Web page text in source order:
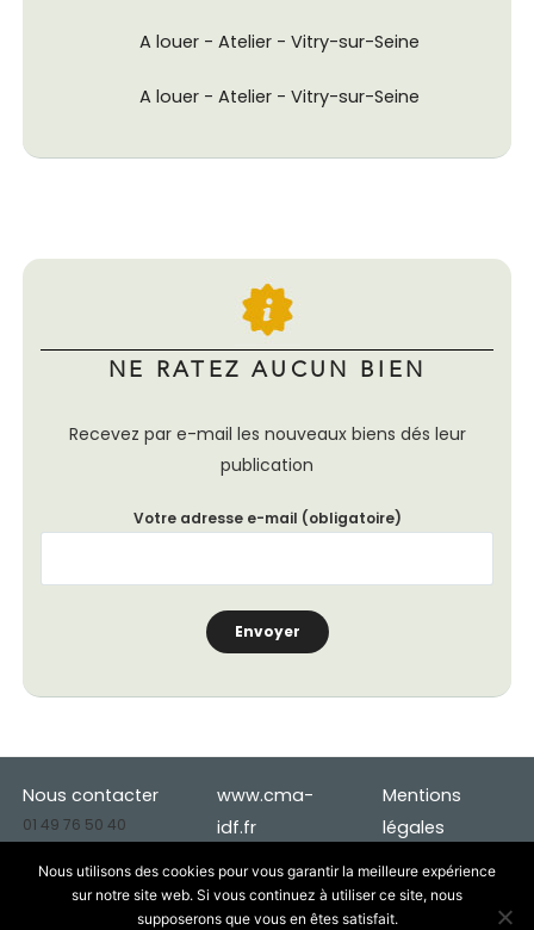
A louer - Atelier - Vitry-sur-Seine
A louer - Atelier - Vitry-sur-Seine
NE RATEZ AUCUN BIEN
Recevez par e-mail les nouveaux biens dés leur
publication
Votre adresse e-mail (obligatoire)
Nous contacter
01 49 76 50 40
www.cma-
idf.fr
Mentions
légales
Cookies
Données
personnelles
Nous utilisons des cookies pour vous garantir la meilleure expérience
sur notre site web. Si vous continuez à utiliser ce site, nous
supposerons que vous en êtes satisfait.